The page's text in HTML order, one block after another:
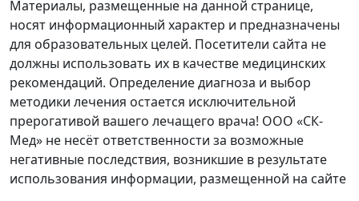
Материалы, размещенные на данной странице,
носят информационный характер и предназначены
для образовательных целей. Посетители сайта не
должны использовать их в качестве медицинских
рекомендаций. Определение диагноза и выбор
методики лечения остается исключительной
прерогативой вашего лечащего врача! ООО «СК-
Мед» не несёт ответственности за возможные
негативные последствия, возникшие в результате
использования информации, размещенной на сайте